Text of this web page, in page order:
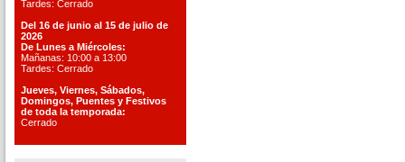
Tardes: Cerrado
Del 16 de junio al 15 de julio de
2026
De Lunes a Miércoles:
Mañanas: 10:00 a 13:00
Tardes: Cerrado
Jueves, Viernes, Sábados,
Domingos, Puentes y Festivos
de toda la temporada:
Cerrado